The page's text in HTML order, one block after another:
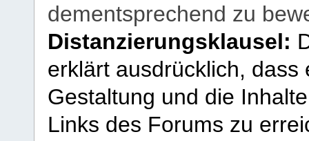
dementsprechend zu
Distanzierungsklausel:
erklärt ausdrücklich,
Gestaltung und die
Links des Forums zu